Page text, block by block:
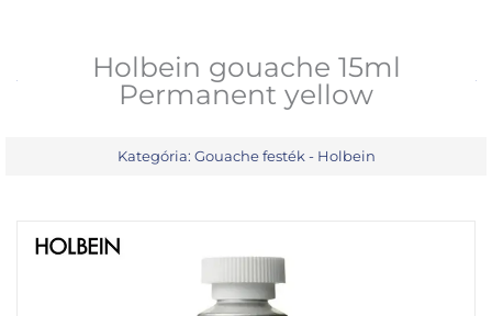
Holbein gouache 15ml
Permanent yellow
Kategória: Gouache festék - Holbein